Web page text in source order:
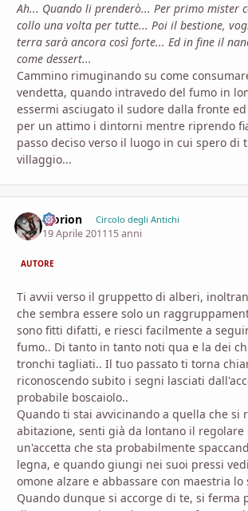
Ah... Quando li prenderò... Per primo mister
collo una volta per tutte... Poi il bestione,
terra sarà ancora così forte... Ed in fine il
come dessert...
Cammino rimuginando su come
vendetta, quando intravedo del fumo in
essermi asciugato il sudore dalla fronte
per un attimo i dintorni mentre riprendo
passo deciso verso il luogo in cui spero di
villaggio...
Morion Circolo degli Antichi
19 Aprile 201115 anni
AUTORE
Ti avvii verso il gruppetto di alberi,
che sembra essere solo un
sono fitti difatti, e riesci facilmente a
fumo.. Di tanto in tanto noti qua e la dei
tronchi tagliati.. Il tuo passato ti torna
riconoscendo subito i segni lasciati
probabile boscaiolo..
Quando ti stai avvicinando a quella che si
abitazione, senti già da lontano il regolare
un'accetta che sta probabilmente
legna, e quando giungi nei suoi pressi
omone alzare e abbassare con maestria
Quando dunque si accorge di te, si ferma